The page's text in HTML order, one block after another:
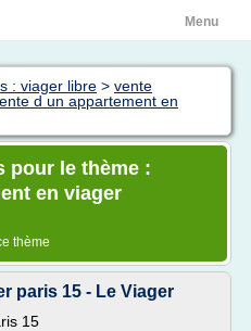
Menu
: viager libre > vente
d un appartement en
pour le thème :
en viager
thème
paris 15 - Le Viager
15